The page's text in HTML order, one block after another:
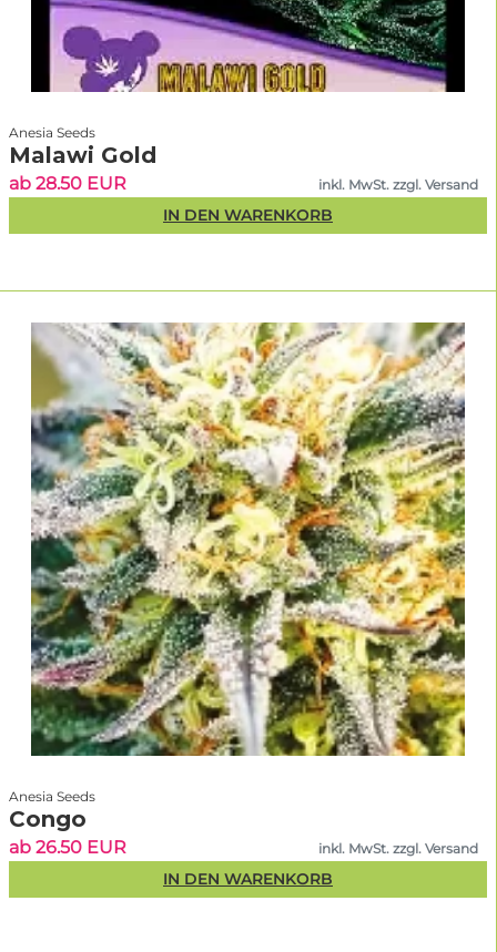
Anesia Seeds
Malawi Gold
ab 28.50 EUR inkl. MwSt. zzgl. Versand
IN DEN WARENKORB
Anesia Seeds
Congo
ab 26.50 EUR inkl. MwSt. zzgl. Versand
IN DEN WARENKORB